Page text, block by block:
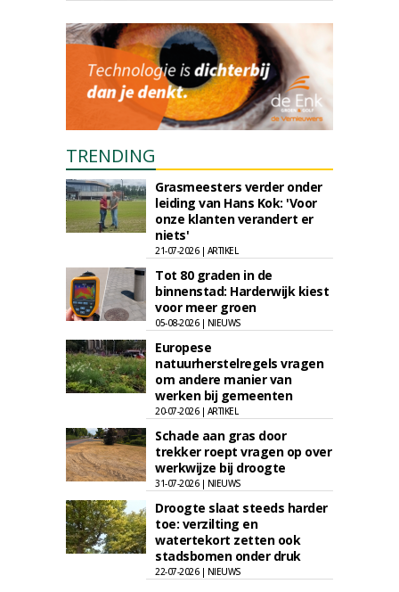
TRENDING
Grasmeesters verder onder
leiding van Hans Kok: 'Voor
onze klanten verandert er
niets'
21-07-2026 | ARTIKEL
Tot 80 graden in de
binnenstad: Harderwijk kiest
voor meer groen
05-08-2026 | NIEUWS
Europese
natuurherstelregels vragen
om andere manier van
werken bij gemeenten
20-07-2026 | ARTIKEL
Schade aan gras door
trekker roept vragen op over
werkwijze bij droogte
31-07-2026 | NIEUWS
Droogte slaat steeds harder
toe: verzilting en
watertekort zetten ook
stadsbomen onder druk
22-07-2026 | NIEUWS